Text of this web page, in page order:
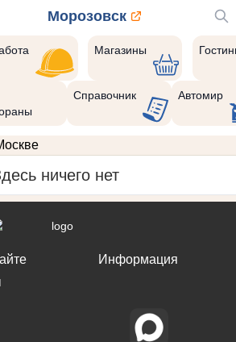
Морозовск
Магазины
Справочник Автомир
ничего нет
Информация